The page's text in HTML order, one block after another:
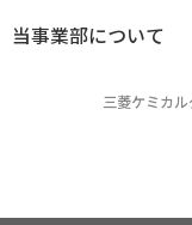
当事業部について
三菱ケミカ